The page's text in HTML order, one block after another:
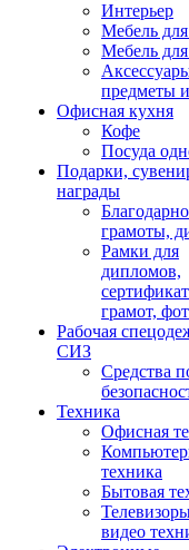
Интерьер
Мебель для
Мебель
предметы
Офисная кухня
Кофе
Посуда
Подарки,
награды
грамоты,
Рамки для
дипломов,
грамот,
Рабочая
СИЗ
Средства
Техника
Офисная
техника
Бытовая
видео